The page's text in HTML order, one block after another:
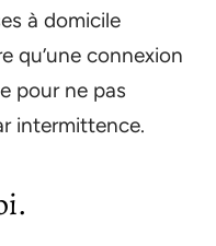
à domicile
qu’une connexion
pour ne pas
intermittence.